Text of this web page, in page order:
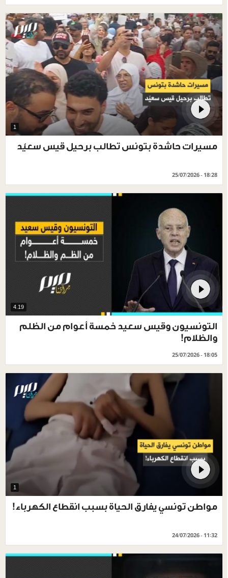
1
مسيرات حاشدة بتونس تطالب برحيل قيس سعيّد
25/07/2026 - 18:28
4.19
التونسيون وقيس سعيد خمسة أعوام من الظلم
والظلام!
25/07/2026 - 18:05
1
مواطن تونسي يفارق الحياة بسبب انقطاع الكهرباء!
24/07/2026 - 11:32